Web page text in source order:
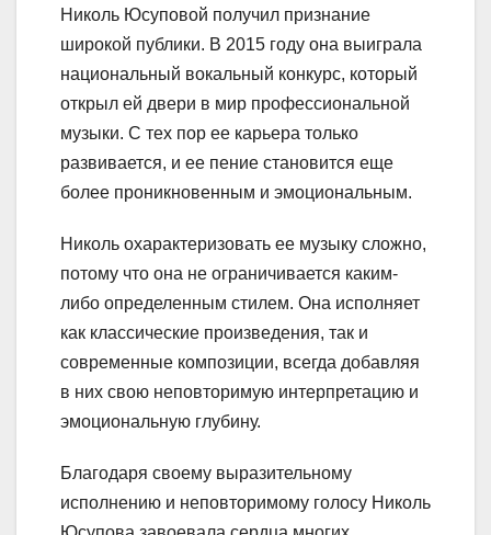
Николь Юсуповой получил признание
широкой публики. В 2015 году она выиграла
национальный вокальный конкурс, который
открыл ей двери в мир профессиональной
музыки. С тех пор ее карьера только
развивается, и ее пение становится еще
более проникновенным и эмоциональным.
Николь охарактеризовать ее музыку сложно,
потому что она не ограничивается каким-
либо определенным стилем. Она исполняет
как классические произведения, так и
современные композиции, всегда добавляя
в них свою неповторимую интерпретацию и
эмоциональную глубину.
Благодаря своему выразительному
исполнению и неповторимому голосу Николь